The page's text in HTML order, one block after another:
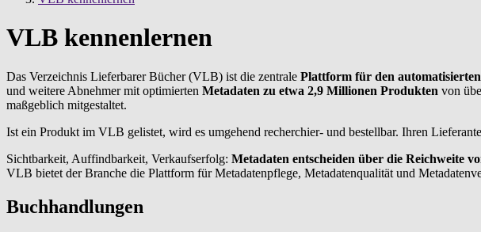
VLB kennenlernen
Das Verzeichnis Lieferbarer Bücher (VLB) ist die zentrale Plattform für den
und weitere Abnehmer mit optimierten Metadaten zu etwa 2,9 Millionen Produkten von
maßgeblich mitgestaltet.
Ist ein Produkt im VLB gelistet, wird es umgehend recherchier- und bestellbar. Ihren
Sichtbarkeit, Auffindbarkeit, Verkaufserfolg: Metadaten entscheiden über die Reichweite
VLB bietet der Branche die Plattform für Metadatenpflege, Metadatenqualität und
Buchhandlungen